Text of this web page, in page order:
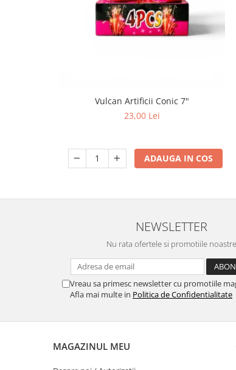
Vulcan Artificii Conic 7"
23,00 Lei
ADAUGA IN COS
NEWSLETTER
Nu rata ofertele si promotiile noastre
Vreau sa primesc newsletter cu promotiile
Afla mai multe in Politica de Confidentialitate
MAGAZINUL MEU